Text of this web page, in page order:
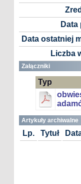
Data ostatniej
Liczba
Załączniki
Typ
Artykuły archiwalne
Lp. Tytuł